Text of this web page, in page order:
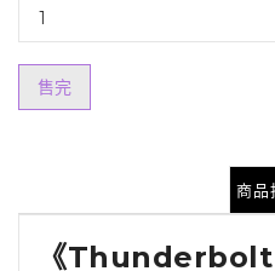
售完
商品
《